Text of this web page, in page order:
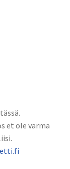
et ole varma